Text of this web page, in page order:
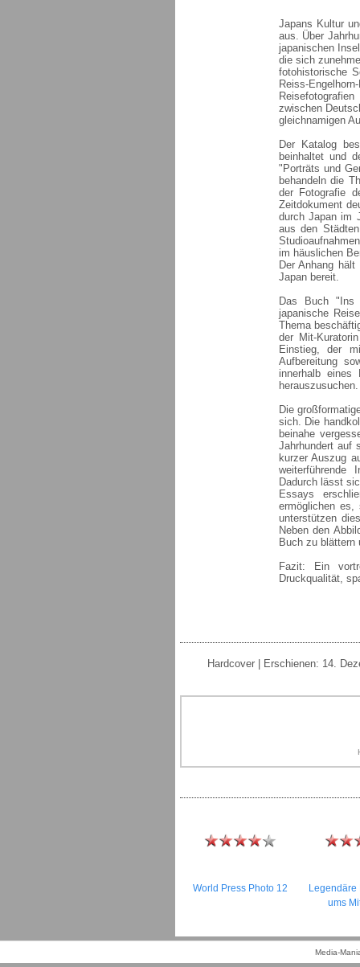
Japans Kultur
aus. Über
japanischen
die sich
fotohistorische
Reiss-
zwischen
gleichnamigen
Der Katalog
beinhaltet und
"Porträts und
behandeln die
der Fotografie
Zeitdokument
durch Japan im
aus den
im häuslichen
Der Anhang
Japan bereit.
Das Buch "Ins
japanische
Thema
der Mit-
Einstieg, der
Aufbereitung
innerhalb
herauszusuchen.
Die
sich. Die
beinahe
Jahrhundert auf
kurzer Auszug
weiterführende
Dadurch lässt
Essays
ermöglichen es,
unterstützen
Neben den
Buch zu blättern
Fazit: Ein
Druckqualität,
Hardcover | Erschienen: 14.
World Press Photo 12
Legendäre
ums
Media-